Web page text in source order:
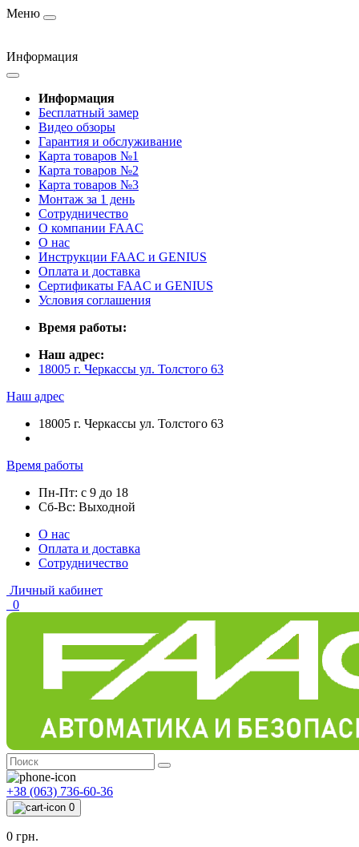
Меню
Информация
Информация
Бесплатный замер
Видео обзоры
Гарантия и обслуживание
Карта товаров №1
Карта товаров №2
Карта товаров №3
Монтаж за 1 день
Сотрудничество
О компании FAAC
О нас
Инструкции FAAC и GENIUS
Оплата и доставка
Сертификаты FAAC и GENIUS
Условия соглашения
Время работы:
Наш адрес:
18005 г. Черкассы ул. Толстого 63
Наш адрес
18005 г. Черкассы ул. Толстого 63
Время работы
Пн-Пт: с 9 до 18
Сб-Вс: Выходной
О нас
Оплата и доставка
Сотрудничество
Личный кабинет
0
+38 (063) 736-60-36
0
0 грн.